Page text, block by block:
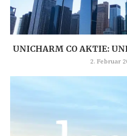
UNICHARM CO AKTIE:
2. Februar